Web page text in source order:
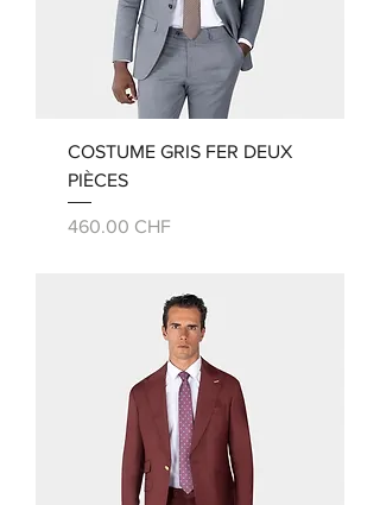
COSTUME GRIS FER DEUX
PIÈCES
Prix
460.00 CHF